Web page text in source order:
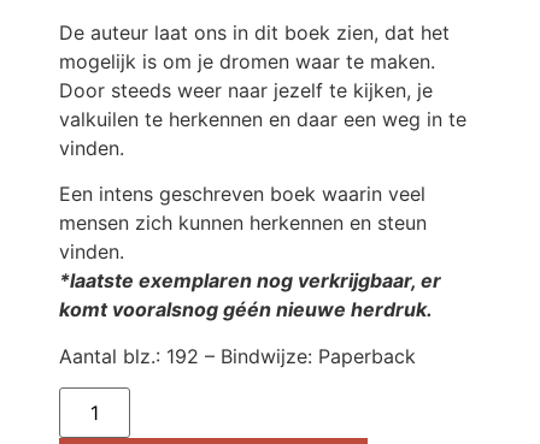
De auteur laat ons in dit boek zien, dat het
mogelijk is om je dromen waar te maken.
Door steeds weer naar jezelf te kijken, je
valkuilen te herkennen en daar een weg in te
vinden.
Een intens geschreven boek waarin veel
mensen zich kunnen herkennen en steun
vinden.
*laatste exemplaren nog verkrijgbaar, er
komt vooralsnog géén nieuwe herdruk.
Aantal blz.: 192 – Bindwijze: Paperback